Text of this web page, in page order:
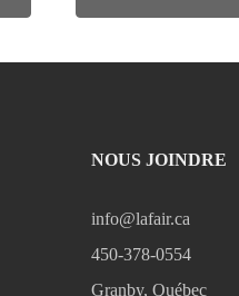
NOUS JOINDRE
info@lafair.ca
450-378-0554
Granby, Québec